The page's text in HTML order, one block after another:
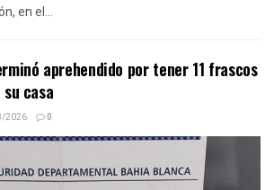
en el...
aprehendido por tener 11 frascos
casa
2026 0